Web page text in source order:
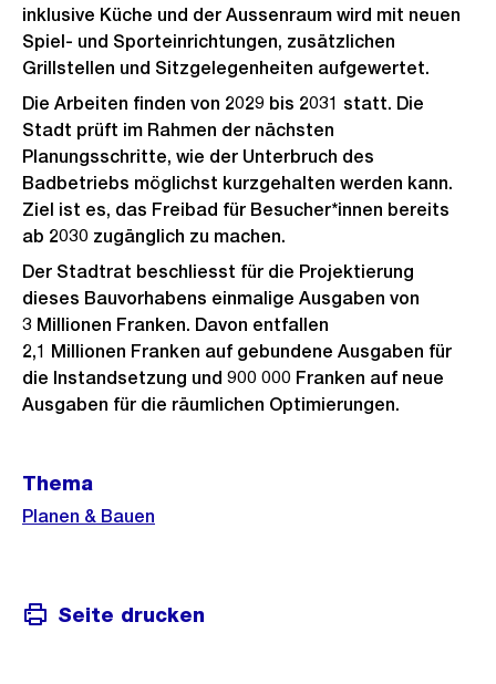
inklusive Küche und der Aussenraum wird mit neuen
Spiel- und Sporteinrichtungen, zusätzlichen
Grillstellen und Sitzgelegenheiten aufgewertet.
Die Arbeiten finden von 2029 bis 2031 statt. Die
Stadt prüft im Rahmen der nächsten
Planungsschritte, wie der Unterbruch des
Badbetriebs möglichst kurzgehalten werden kann.
Ziel ist es, das Freibad für Besucher*innen bereits
ab 2030 zugänglich zu machen.
Der Stadtrat beschliesst für die Projektierung
dieses Bauvorhabens einmalige Ausgaben von
3 Millionen Franken. Davon entfallen
2,1 Millionen Franken auf gebundene Ausgaben für
die Instandsetzung und 900 000 Franken auf neue
Ausgaben für die räumlichen Optimierungen.
Weitere
Informationen
Thema
Planen & Bauen
Seite drucken